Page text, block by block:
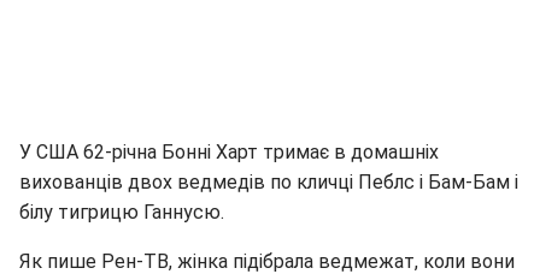
У США 62-річна Бонні Харт тримає в домашніх
вихованців двох ведмедів по кличці Пеблс і Бам-Бам і
білу тигрицю Ганнусю.
Як пише Рен-ТВ, жінка підібрала ведмежат, коли вони